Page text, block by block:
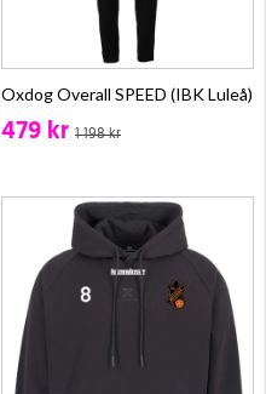
Oxdog Overall SPEED (IBK Luleå)
479 kr 1 198 kr